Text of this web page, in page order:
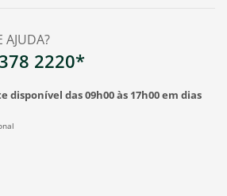
AJUDA?
2220*
das 09h00 às 17h00 em dias